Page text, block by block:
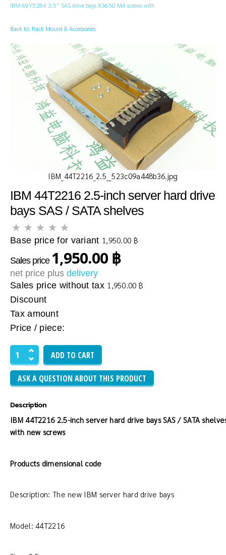
IBM 69Y5284 3.5'' SAS drive bays X3650 M4 screws with
Back to: Rack Mount & Accessories
IBM_44T2216_2.5__523c09a448b36.jpg
IBM 44T2216 2.5-inch server hard drive
bays SAS / SATA shelves
Base price for variant 1,950.00 ฿
Sales price 1,950.00 ฿
net price plus delivery
Sales price without tax 1,950.00 ฿
Discount
Tax amount
Price / piece:
ASK A QUESTION ABOUT THIS PRODUCT
Description
IBM 44T2216 2.5-inch server hard drive bays SAS / SATA
with new screws
Products dimensional code
Description: The new IBM server hard drive bays
Model: 44T2216